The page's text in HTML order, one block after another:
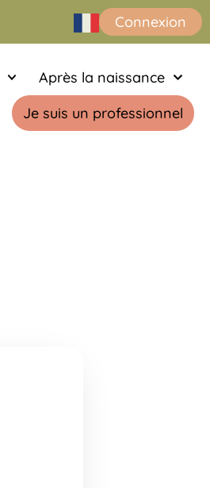
Connexion
Après la naissance
Je suis un professionnel